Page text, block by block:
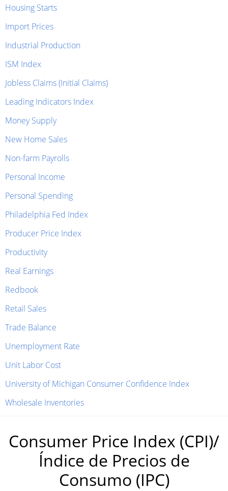
Housing Starts
Import Prices
Industrial Production
ISM Index
Jobless Claims (Initial Claims)
Leading Indicators Index
Money Supply
New Home Sales
Non-farm Payrolls
Personal Income
Personal Spending
Philadelphia Fed Index
Producer Price Index
Productivity
Real Earnings
Redbook
Retail Sales
Trade Balance
Unemployment Rate
Unit Labor Cost
University of Michigan Consumer Confidence Index
Wholesale Inventories
Consumer Price Index (CPI)/
Índice de Precios de
Consumo (IPC)